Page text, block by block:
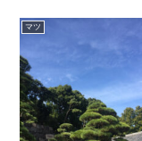
マツ